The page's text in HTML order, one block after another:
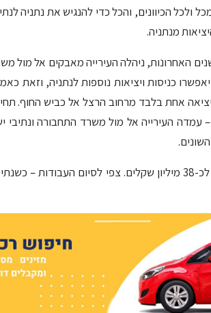
ולכל הכיוונים, והכל כדי להנגיש את נתניה
מנתניה.
האחרונות, ניהלה העירייה מאבקים אל מול
כניסות ויציאות נוספות לנתניה, וזאת
אחת בלבד מרחוב הרצל אל כביש החוף.
עמדה העירייה אל מול משרד התחבורה ונתיבי
עוד נמסר, כי אומדן העבודות יגיע לכ-38 מיליון שקלים. צפי